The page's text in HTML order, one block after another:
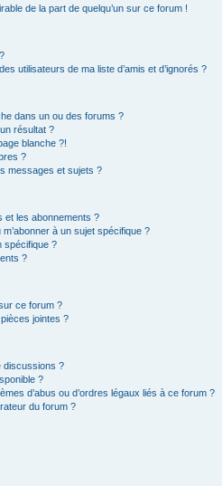
de la part de quelqu’un sur ce forum !
utilisateurs de ma liste d’amis et d’ignorés ?
dans un ou des forums ?
résultat ?
blanche ?!
?
messages et sujets ?
et les abonnements ?
à un sujet spécifique ?
spécifique ?
?
ce forum ?
jointes ?
discussions ?
?
d’abus ou d’ordres légaux liés à ce forum ?
du forum ?